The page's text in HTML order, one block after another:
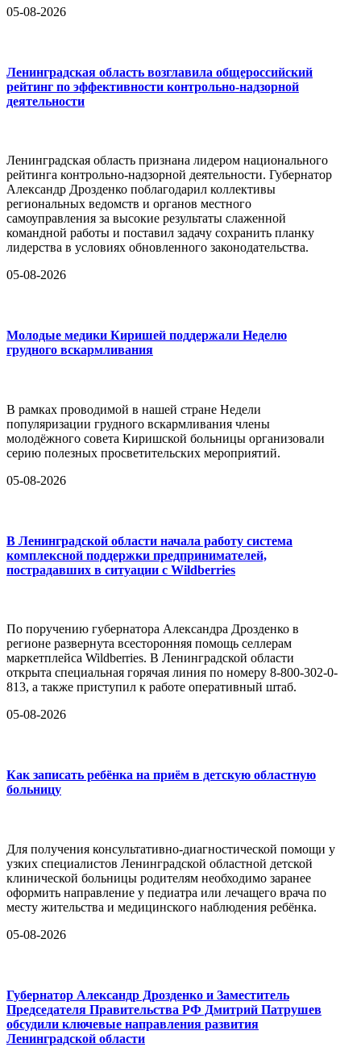
05-08-2026
Ленинградская область возглавила общероссийский
рейтинг по эффективности контрольно-надзорной
деятельности
Ленинградская область признана лидером национального
рейтинга контрольно-надзорной деятельности. Губернатор
Александр Дрозденко поблагодарил коллективы
региональных ведомств и органов местного
самоуправления за высокие результаты слаженной
командной работы и поставил задачу сохранить планку
лидерства в условиях обновленного законодательства.
05-08-2026
Молодые медики Киришей поддержали Неделю
грудного вскармливания
В рамках проводимой в нашей стране Недели
популяризации грудного вскармливания члены
молодёжного совета Киришской больницы организовали
серию полезных просветительских мероприятий.
05-08-2026
В Ленинградской области начала работу система
комплексной поддержки предпринимателей,
пострадавших в ситуации с Wildberries
По поручению губернатора Александра Дрозденко в
регионе развернута всесторонняя помощь селлерам
маркетплейса Wildberries. В Ленинградской области
открыта специальная горячая линия по номеру 8-800-302-0-
813, а также приступил к работе оперативный штаб.
05-08-2026
Как записать ребёнка на приём в детскую областную
больницу
Для получения консультативно-диагностической помощи у
узких специалистов Ленинградской областной детской
клинической больницы родителям необходимо заранее
оформить направление у педиатра или лечащего врача по
месту жительства и медицинского наблюдения ребёнка.
05-08-2026
Губернатор Александр Дрозденко и Заместитель
Председателя Правительства РФ Дмитрий Патрушев
обсудили ключевые направления развития
Ленинградской области